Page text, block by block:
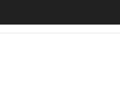
si sta creando il nuovo